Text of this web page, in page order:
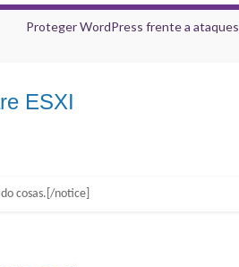
Proteger WordPress frente a ataques
ESXI
cosas.[/notice]